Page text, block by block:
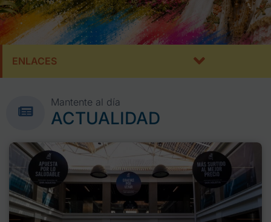
ENLACES
Mantente al día
ACTUALIDAD